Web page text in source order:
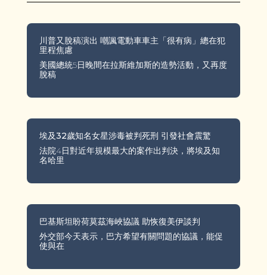
川普又脫稿演出 嘲諷電動車車主「很有病」總在犯
里程焦慮
美國總統5日晚間在拉斯維加斯的造勢活動，又再度
脫稿
埃及32歲知名女星涉毒被判死刑 引發社會震驚
法院4日對近年規模最大的案作出判決，將埃及知
名哈里
巴基斯坦盼荷莫茲海峽協議 助恢復美伊談判
外交部今天表示，巴方希望有關問題的協議，能促
使與在